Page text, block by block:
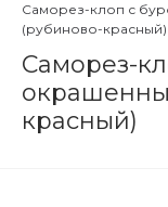
Саморез-клоп с
(рубиново-красный)
Саморез-
красный)